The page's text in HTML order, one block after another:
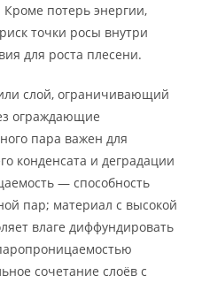
потерь энергии,
точки росы внутри
для роста плесени.
слой, ограничивающий
ограждающие
пара важен для
конденсата и деградации
— способность
пар; материал с высокой
влаге диффундировать
сочетание слоёв с